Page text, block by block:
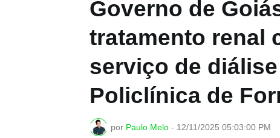
Governo de
tratamento renal
serviço de
Policlínica de
por Paulo Melo - 12/11/2025 05:03:00 PM